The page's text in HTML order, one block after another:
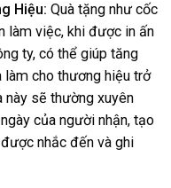
Hiệu: Quà tặng như cốc
làm việc, khi được in ấn
ty, có thể giúp tăng
làm cho thương hiệu trở
này sẽ thường xuyên
của người nhận, tạo
nhắc đến và ghi